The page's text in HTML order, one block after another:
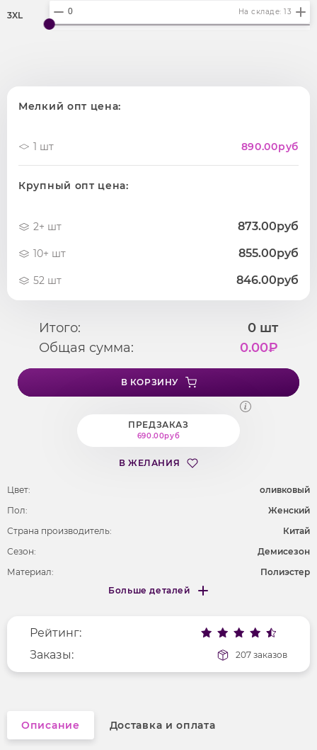
3XL На складе: 13
Мелкий опт цена:
1 шт 890.00руб
Крупный опт цена:
2+ шт 873.00руб
10+ шт 855.00руб
52 шт 846.00руб
Итого: 0 шт
Общая сумма:
0.00₽
В КОРЗИНУ
ПРЕДЗАКАЗ
690.00руб
В ЖЕЛАНИЯ
Цвет:
оливковый
Пол:
Женский
Страна производитель:
Китай
Сезон:
Демисезон
Материал:
Полиэстер
Фактура материала
текстильный
Больше деталей
Меньше деталей
Рейтинг:
Заказы:
207 заказов
Описание Доставка и оплата